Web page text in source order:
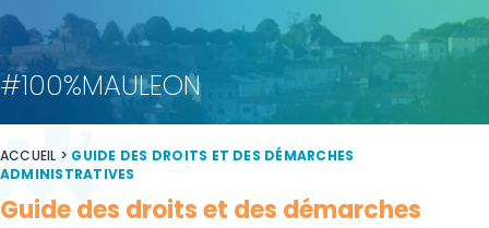
#100%MAULEON
ACCUEIL > GUIDE DES DROITS ET DES DÉMARCHES
ADMINISTRATIVES
Guide des droits et des démarches